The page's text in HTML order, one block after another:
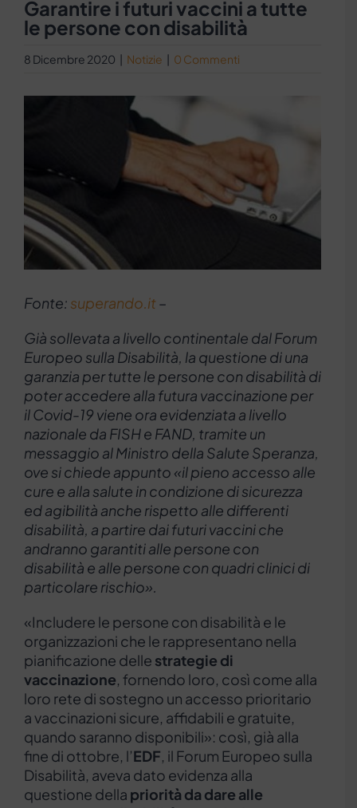
Garantire i futuri vaccini a tutte
le persone con disabilità
8 Dicembre 2020 | Notizie | 0 Commenti
Fonte: superando.it –
Già sollevata a livello continentale dal Forum
Europeo sulla Disabilità, la questione di una
garanzia per tutte le persone con disabilità di
poter accedere alla futura vaccinazione per
il Covid-19 viene ora evidenziata a livello
nazionale da FISH e FAND, tramite un
messaggio al Ministro della Salute Speranza,
ove si chiede appunto «il pieno accesso alle
cure e alla salute in condizione di sicurezza
ed agibilità anche rispetto alle differenti
disabilità, a partire dai futuri vaccini che
andranno garantiti alle persone con
disabilità e alle persone con quadri clinici di
particolare rischio».
«Includere le persone con disabilità e le
organizzazioni che le rappresentano nella
pianificazione delle strategie di
vaccinazione, fornendo loro, così come alla
loro rete di sostegno un accesso prioritario
a vaccinazioni sicure, affidabili e gratuite,
quando saranno disponibili»: così, già alla
fine di ottobre, l’EDF, il Forum Europeo sulla
Disabilità, aveva dato evidenza alla
questione della priorità da dare alle